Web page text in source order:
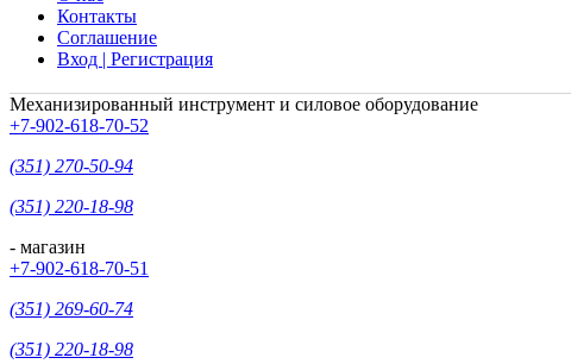
Контакты
Соглашение
Вход | Регистрация
Механизированный инструмент и силовое оборудование
+7-902-618-70-52
(351) 270-50-94
(351) 220-18-98
- магазин
+7-902-618-70-51
(351) 269-60-74
(351) 220-18-98